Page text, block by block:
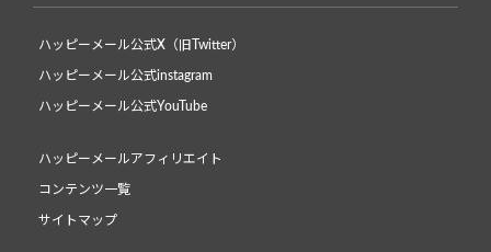
ハッピーメール公式X（旧Twitter）
ハッピーメール公式instagram
ハッピーメール公式YouTube
ハッピーメールアフィリエイト
コンテンツ一覧
サイトマップ